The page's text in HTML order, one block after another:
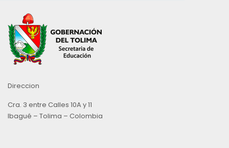
Direccion
Cra. 3 entre Calles 10A y 11
Ibagué – Tolima – Colombia